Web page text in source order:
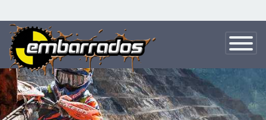
Toggle